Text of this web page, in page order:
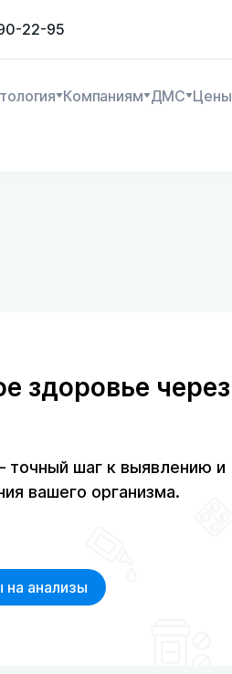
22-95
Компаниям ДМС Цены
здоровье через
точный шаг к выявлению и
вашего организма.
анализы